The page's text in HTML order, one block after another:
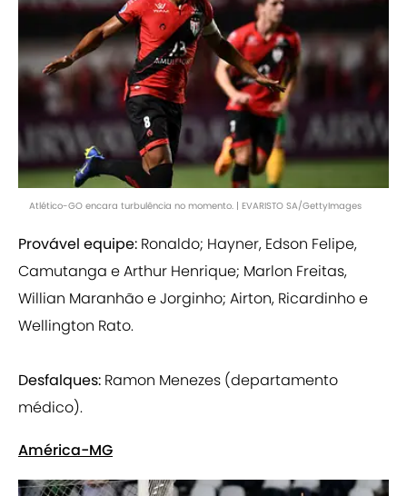
Atlético-GO encara turbulência no momento. | EVARISTO SA/GettyImages
Provável equipe: Ronaldo; Hayner, Edson Felipe,
Camutanga e Arthur Henrique; Marlon Freitas,
Willian Maranhão e Jorginho; Airton, Ricardinho e
Wellington Rato.
Desfalques: Ramon Menezes (departamento
médico).
América-MG